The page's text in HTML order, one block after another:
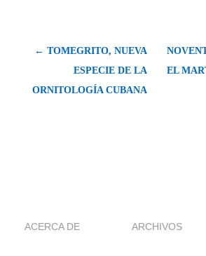
← TOMEGRITO, NUEVA
ESPECIE DE LA
ORNITOLOGÍA CUBANA
EL
ACERCA DE ARCHIVOS